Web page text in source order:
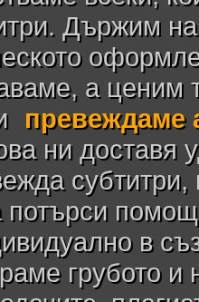
Държим
а ценим
превеждаме
ни доставя
потърси
в
грубото